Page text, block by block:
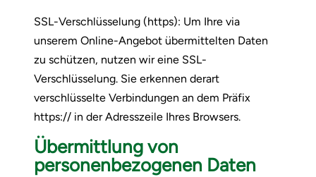
SSL-Verschlüsselung (https): Um Ihre via
unserem Online-Angebot übermittelten Daten
zu schützen, nutzen wir eine SSL-
Verschlüsselung. Sie erkennen derart
verschlüsselte Verbindungen an dem Präfix
https:// in der Adresszeile Ihres Browsers.
Übermittlung von
personenbezogenen Daten